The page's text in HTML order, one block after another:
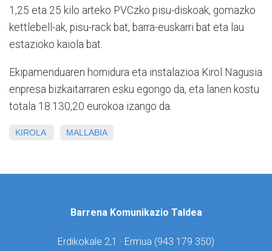
1,25 eta 25 kilo arteko PVCzko pisu-diskoak, gomazko
kettlebell-ak, pisu-rack bat, barra-euskarri bat eta lau
estazioko kaiola bat.
Ekipamenduaren hornidura eta instalazioa Kirol Nagusia
enpresa bizkaitarraren esku egongo da, eta lanen kostu
totala 18.130,20 eurokoa izango da.
KIROLA MALLABIA
Barrena Komunikazio Taldea
Erdikokale 2,1 · Ermua (943 179 350)